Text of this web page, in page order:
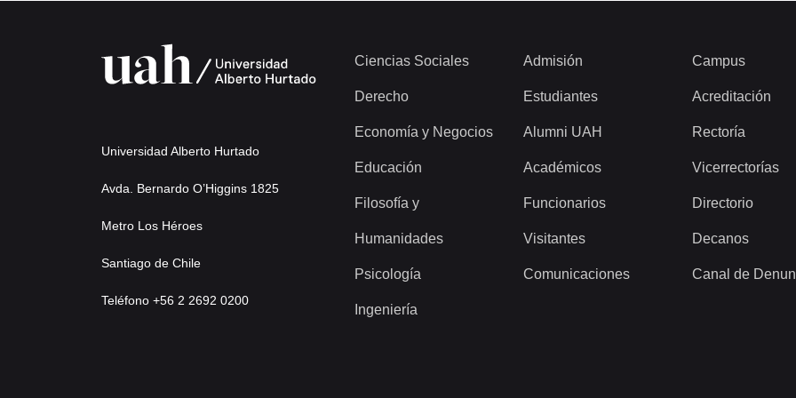
Universidad Alberto Hurtado
Avda. Bernardo O’Higgins 1825
Metro Los Héroes
Santiago de Chile
Teléfono +56 2 2692 0200
Ciencias Sociales
Derecho
Economía y Negocios
Educación
Filosofía y
Humanidades
Psicología
Ingeniería
Admisión
Estudiantes
Alumni UAH
Académicos
Funcionarios
Visitantes
Comunicaciones
Campus
Acreditación
Rectoría
Vicerrectorías
Directorio
Decanos
Canal de